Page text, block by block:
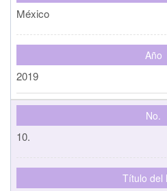
México
Año
2019
No.
10.
Título del